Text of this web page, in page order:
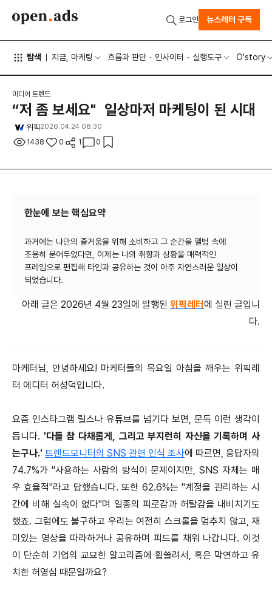
탐색 지금, 마케팅 흐름과 판단 인사이터 실행도구 O'story
로그인 뉴스레터 구독
미디어 트렌드
“저 좀 보세요" 일상마저 마케팅이 된 시대
위픽2026.04.24 08:30
1438 0 1 0
한눈에 보는 핵심요약
과거에는 나만의 즐거움을 위해 소비하고 그 순간을 앨범 속에
조용히 묻어두었다면, 이제는 나의 취향과 상황을 매력적인
프레임으로 편집해 타인과 공유하는 것이 아주 자연스러운 일상이
아래 글은 2026년 4월 23일에 발행된 위픽레터 에 실린 글입니
다.
마케터님, 안녕하세요! 마케터들의 목요일 아침을 깨우는 위픽레
터 에디터 허성덕입니다.
요즘 인스타그램 릴스나 유튜브를 넘기다 보면, 문득 이런 생각이
듭니다. '다들 참 다채롭게, 그리고 부지런히 자신을 기록하며 사
는구나.' 트렌드모니터의 SNS 관련 인식 조사에 따르면, 응답자의
74.7%가 "사용하는 사람의 방식이 문제이지만, SNS 자체는 매
우 효율적"라고 답했습니다. 또한 62.6%는 "계정을 관리하는 시
간에 비해 실속이 없다"며 일종의 피로감과 허탈감을 내비치기도
했죠. 그럼에도 불구하고 우리는 여전히 스크롤을 멈추지 않고, 재
미있는 영상을 따라하거나 공유하며 피드를 채워 나갑니다. 이것
이 단순히 기업의 교묘한 알고리즘에 휩쓸려서, 혹은 막연하고 유
치한 허영심 때문일까요?